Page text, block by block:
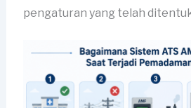
pengaturan yang telah